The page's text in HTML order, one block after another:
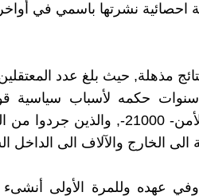
نشرتها باسمي في
مذهلة, حيث بلغ عدد
شهر الى 13 سنة في سنوات حكمه لأسباب
17000- وعدد الذين استجوبوا لدى دوائر الأمن- 21000-,
عهده وللمرة الأولى